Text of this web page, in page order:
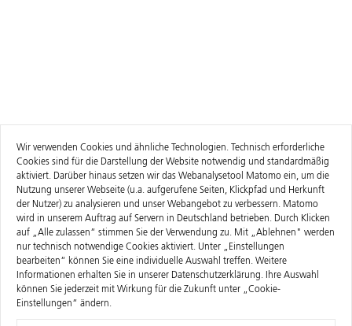
Wir verwenden Cookies und ähnliche Technologien. Technisch erforderliche
Cookies sind für die Darstellung der Website notwendig und standardmäßig
aktiviert. Darüber hinaus setzen wir das Webanalysetool Matomo ein, um die
Nutzung unserer Webseite (u.a. aufgerufene Seiten, Klickpfad und Herkunft
der Nutzer) zu analysieren und unser Webangebot zu verbessern. Matomo
wird in unserem Auftrag auf Servern in Deutschland betrieben. Durch Klicken
auf „Alle zulassen“ stimmen Sie der Verwendung zu. Mit „Ablehnen" werden
nur technisch notwendige Cookies aktiviert. Unter „Einstellungen
bearbeiten“ können Sie eine individuelle Auswahl treffen. Weitere
Informationen erhalten Sie in unserer Datenschutzerklärung. Ihre Auswahl
können Sie jederzeit mit Wirkung für die Zukunft unter „Cookie-
Einstellungen“ ändern.